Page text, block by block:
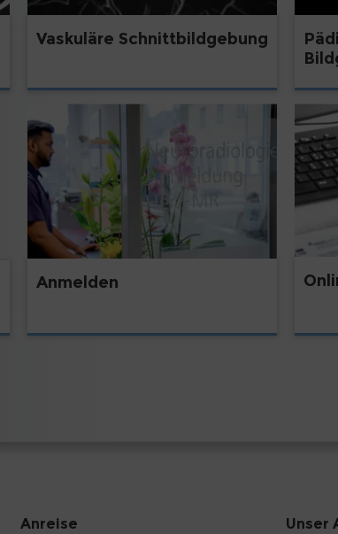
Vaskuläre Schnittbildgebung
Anmelden
Anreise Unser